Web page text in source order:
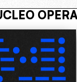
ENTRA